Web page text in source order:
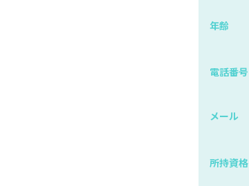
年齢
電話番号
メール
所持資格